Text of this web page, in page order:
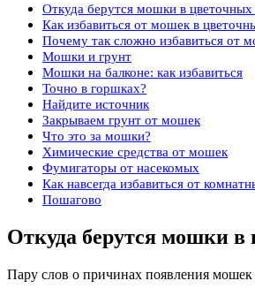
Откуда берутся мошки в
Как избавиться от мошек в
Почему так сложно избавиться от
Мошки и грунт
Мошки на балконе: как избавиться
Точно в горшках?
Найдите источник
Закрываем грунт от мошек
Что это за мошки?
Химические средства от мошек
Фумигаторы от насекомых
Как навсегда избавиться от
Пошагово
Откуда берутся мошки в
Пару слов о причинах появления